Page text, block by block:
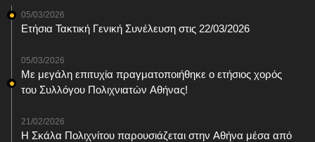
05/03/2026
Ετήσια Τακτική Γενική Συνέλευση στις 22/03/2026
05/03/2026
Με μεγάλη επιτυχία πραγματοποιήθηκε ο ετήσιος χορός
του Συλλόγου Πολιχνιατών Αθήνας!
21/02/2026
Η Σκάλα Πολιχνίτου παρουσιάζεται στην Αθήνα μέσα από